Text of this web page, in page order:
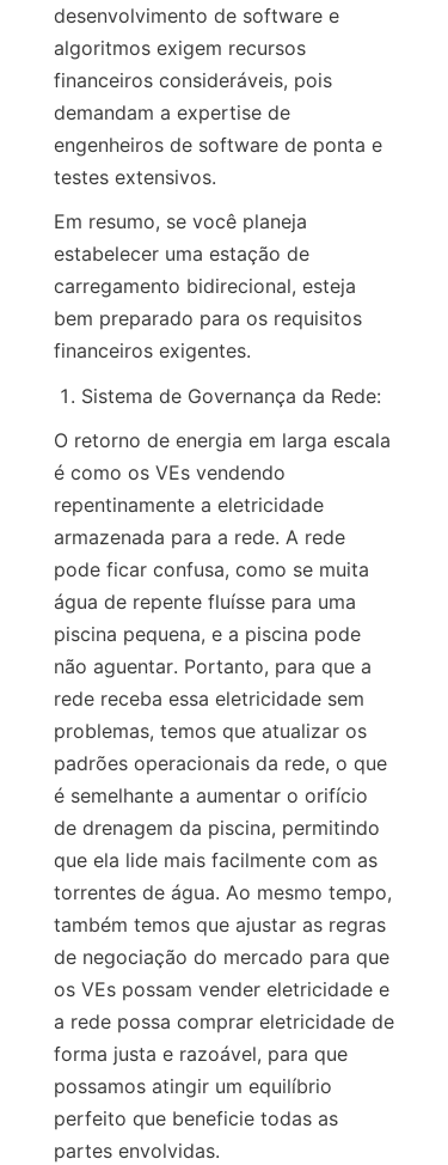
desenvolvimento de software e
algoritmos exigem recursos
financeiros consideráveis, pois
demandam a expertise de
engenheiros de software de ponta e
testes extensivos.
Em resumo, se você planeja
estabelecer uma estação de
carregamento bidirecional, esteja
bem preparado para os requisitos
financeiros exigentes.
Sistema de Governança da Rede:
O retorno de energia em larga escala
é como os VEs vendendo
repentinamente a eletricidade
armazenada para a rede. A rede
pode ficar confusa, como se muita
água de repente fluísse para uma
piscina pequena, e a piscina pode
não aguentar. Portanto, para que a
rede receba essa eletricidade sem
problemas, temos que atualizar os
padrões operacionais da rede, o que
é semelhante a aumentar o orifício
de drenagem da piscina, permitindo
que ela lide mais facilmente com as
torrentes de água. Ao mesmo tempo,
também temos que ajustar as regras
de negociação do mercado para que
os VEs possam vender eletricidade e
a rede possa comprar eletricidade de
forma justa e razoável, para que
possamos atingir um equilíbrio
perfeito que beneficie todas as
partes envolvidas.